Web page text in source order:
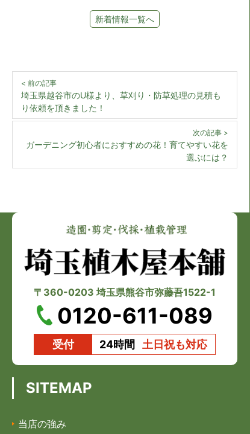
新着情報一覧へ
< 前の記事
埼玉県越谷市のU様より、草刈り・防草処理の見積も
り依頼を頂きました！
次の記事 >
ガーデニング初心者におすすめの花！育てやすい花を
選ぶには？
〒360-0203 埼玉県熊谷市弥藤吾1522-1
0120-611-089
受付 24時間 土日祝も対応
SITEMAP
当店の強み